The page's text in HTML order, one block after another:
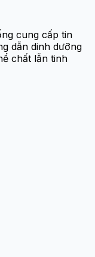
cung cấp tin
dẫn dinh dưỡng
chất lẫn tinh